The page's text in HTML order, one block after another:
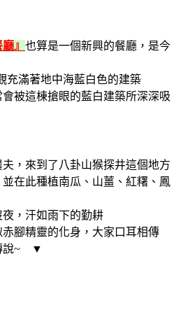
』 也算是一個新興的餐廳，是今
充滿著地中海藍白色的建築
被這棟搶眼的藍白建築所深深吸
，來到了八卦山猴探井這個地方
在此種植南瓜、山薑、紅糬、鳳
，汗如雨下的勤耕
腳精靈的化身，大家口耳相傳
說~
▼